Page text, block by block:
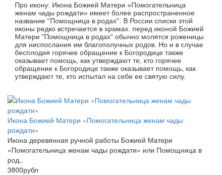
Про икону: Икона Божией Матери «Помогательница
женам чады рождати» имеет более распространенное
название ''Помощница в родах''. В России списки этой
иконы редко встречается в храмах. перед иконой Божией
Матери "Помощница в родах" обычно молятся роженицы
для ниспослания им благополучных родов. Но и в случае
бесплодия горячее обращение к Богородице также
оказывает помощь, как утверждают те, кто горячее
обращение к Богородице также оказывает помощь, как
утверждают те, кто испытал на себе ее святую силу.
Икона Божией Матери «Помогательница женам чады
рождати»
Икона деревянная ручной работы Божией Матери
«Помогательница женам чады рождати» или Помощница в
род..
3800рубл